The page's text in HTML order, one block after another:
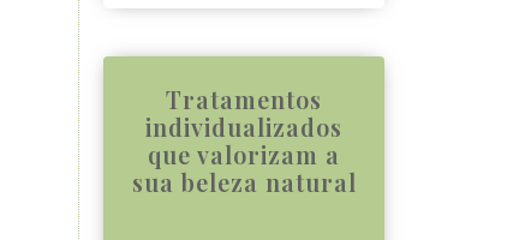
Tratamentos
individualizados
que valorizam a
sua beleza natural